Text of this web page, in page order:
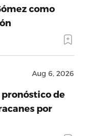
como
Aug 6, 2026
pronóstico de
por